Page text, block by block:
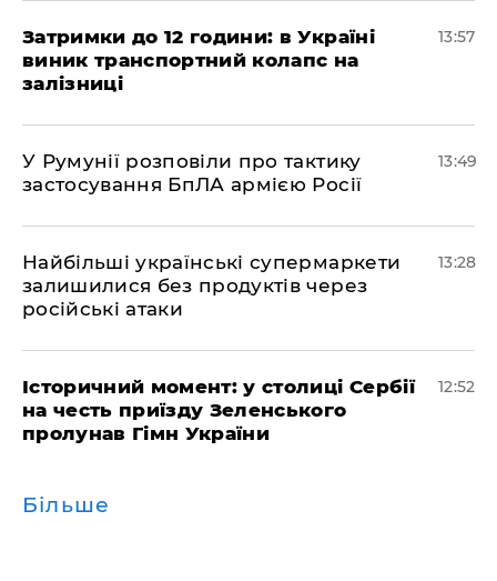
Затримки до 12 години: в Україні
виник транспортний колапс на
залізниці
13:57
У Румунії розповіли про тактику
застосування БпЛА армією Росії
13:49
Найбільші українські супермаркети
залишилися без продуктів через
російські атаки
13:28
Історичний момент: у столиці Сербії
на честь приїзду Зеленського
пролунав Гімн України
12:52
Більше